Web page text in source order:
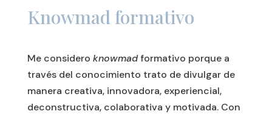
Knowmad formativo
Me considero knowmad formativo porque a
través del conocimiento trato de divulgar de
manera creativa, innovadora, experiencial,
deconstructiva, colaborativa y motivada. Con